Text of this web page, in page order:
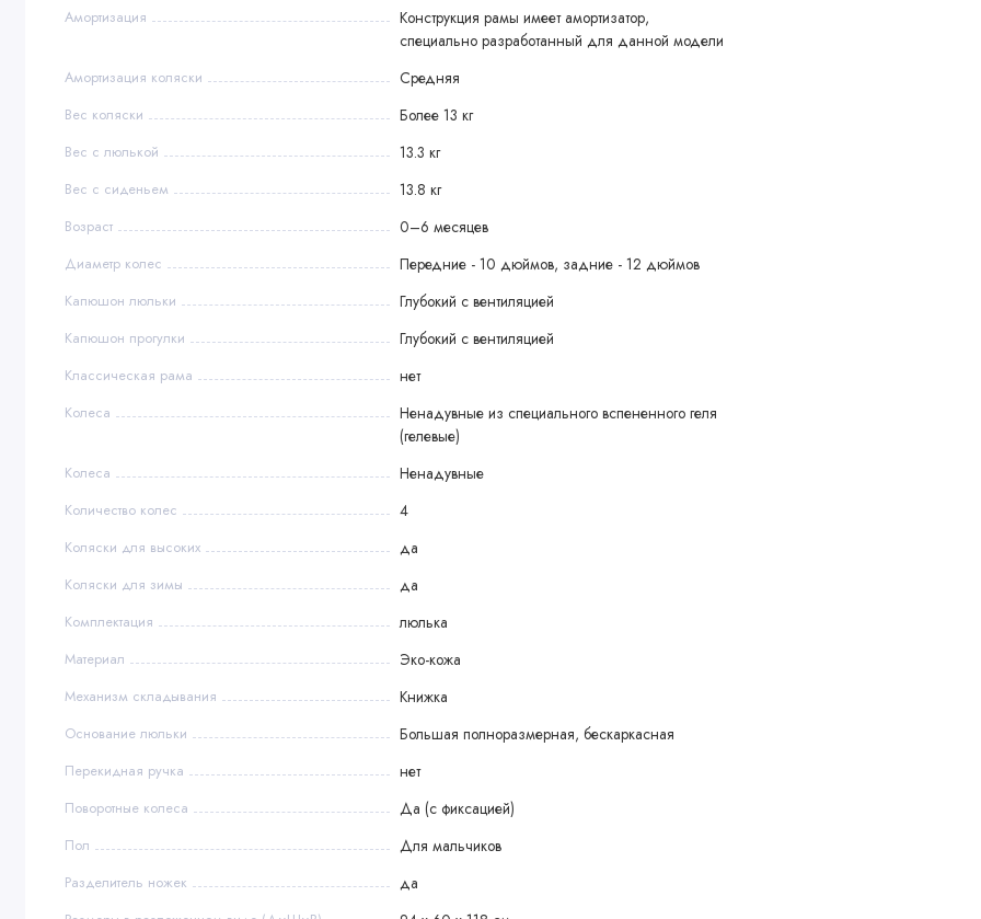
• Матрасик для пеленания
• Москитная сетка
Амортизация
Конструкция рамы имеет амортизатор,
специально разработанный для данной модели
Амортизация коляски Средняя
Вес коляски Более 13 кг
Вес с люлькой 13.3 кг
Вес с сиденьем 13.8 кг
Возраст 0–6 месяцев
Диаметр колес Передние - 10 дюймов, задние - 12 дюймов
Капюшон люльки Глубокий с вентиляцией
Капюшон прогулки Глубокий с вентиляцией
Классическая рама нет
Колеса
Ненадувные из специального вспененного геля
(гелевые)
Колеса Ненадувные
Количество колес 4
Коляски для высоких да
Коляски для зимы да
Комплектация люлька
Материал Эко-кожа
Механизм складывания Книжка
Основание люльки Большая полноразмерная, бескаркасная
Перекидная ручка нет
Поворотные колеса Да (с фиксацией)
Пол Для мальчиков
Разделитель ножек да